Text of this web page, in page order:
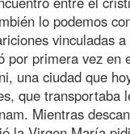
lo podemos
vinculadas
por primera vez en
una ciudad que
que transportaba
Mientras